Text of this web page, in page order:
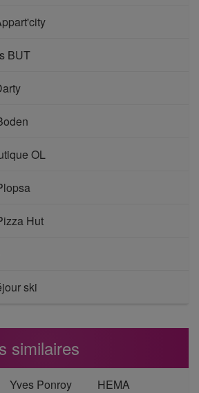
BUT
OL
Hut
ski
similaires
Yves Ponroy HEMA